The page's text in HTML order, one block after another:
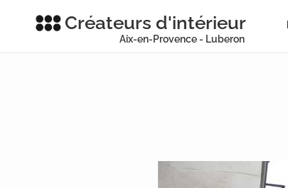
Créateurs d'intérieur
Aix-en-Provence - Luberon